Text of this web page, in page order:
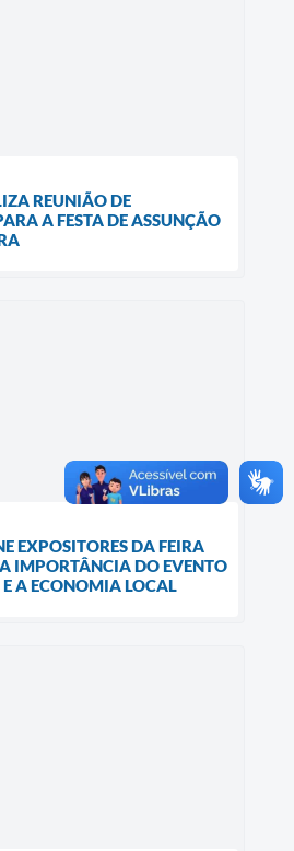
REUNIÃO DE
A FESTA DE ASSUNÇÃO
EXPOSITORES DA FEIRA
IMPORTÂNCIA DO EVENTO
A ECONOMIA LOCAL